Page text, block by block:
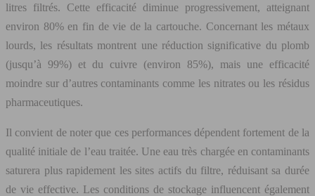
litres filtrés. Cette efficacité diminue progressivement, atteignant
environ 80% en fin de vie de la cartouche. Concernant les métaux
lourds, les résultats montrent une réduction significative du plomb
(jusqu’à 99%) et du cuivre (environ 85%), mais une efficacité
moindre sur d’autres contaminants comme les nitrates ou les résidus
pharmaceutiques.
Il convient de noter que ces performances dépendent fortement de la
qualité initiale de l’eau traitée. Une eau très chargée en contaminants
saturera plus rapidement les sites actifs du filtre, réduisant sa durée
de vie effective. Les conditions de stockage influencent également